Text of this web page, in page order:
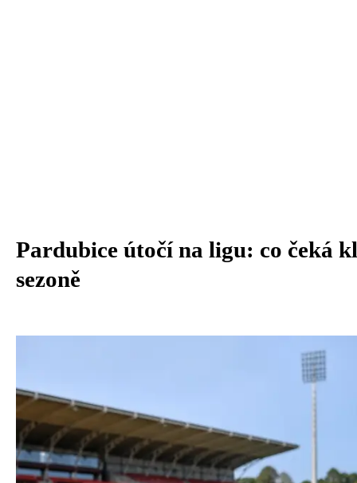
Pardubice útočí na ligu: co čeká
sezoně